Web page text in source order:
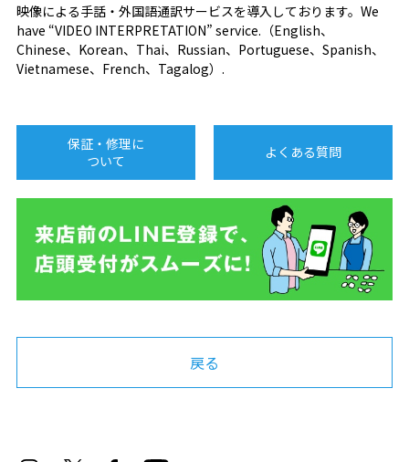
映像による手話・外国語通訳サービスを導入しております。We
have “VIDEO INTERPRETATION” service.（English、
Chinese、Korean、Thai、Russian、Portuguese、Spanish、
Vietnamese、French、Tagalog）.
保証・修理に
ついて
よくある質問
戻る